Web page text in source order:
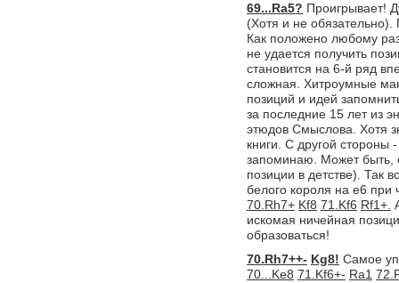
69...Ra5? Проигрывает!
(Хотя и не
Как положено любому
не удается получить
становится на 6-й ряд
сложная. Хитроумные
позиций и идей
за последние 15 лет из
этюдов Смыслова. Хотя
книги. С другой стороны
запоминаю. Может быть,
позиции в детстве). Так
белого короля на e6
70.Rh7+ Kf8 71.Kf6 Rf1+.
искомая ничейная
образоваться!
70.Rh7++- Kg8! Самое
70...Ke8 71.Kf6+- Ra1